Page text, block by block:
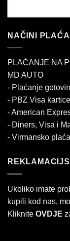
NAČINI
PLAĆANJE NA
MD AUTO
- Plaćanje
- PBZ Visa
- American
- Diners, Visa i
- Virmansko
Ukoliko imate
kupili kod nas,
Kliknite OVDJE